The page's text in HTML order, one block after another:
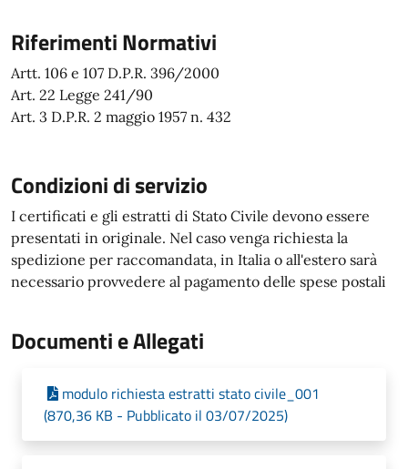
Riferimenti Normativi
Artt. 106 e 107 D.P.R. 396/2000
Art. 22 Legge 241/90
Art. 3 D.P.R. 2 maggio 1957 n. 432
Condizioni di servizio
I certificati e gli estratti di Stato Civile devono essere
presentati in originale. Nel caso venga richiesta la
spedizione per raccomandata, in Italia o all'estero sarà
necessario provvedere al pagamento delle spese postali
Documenti e Allegati
modulo richiesta estratti stato civile_001
(870,36 KB - Pubblicato il 03/07/2025)